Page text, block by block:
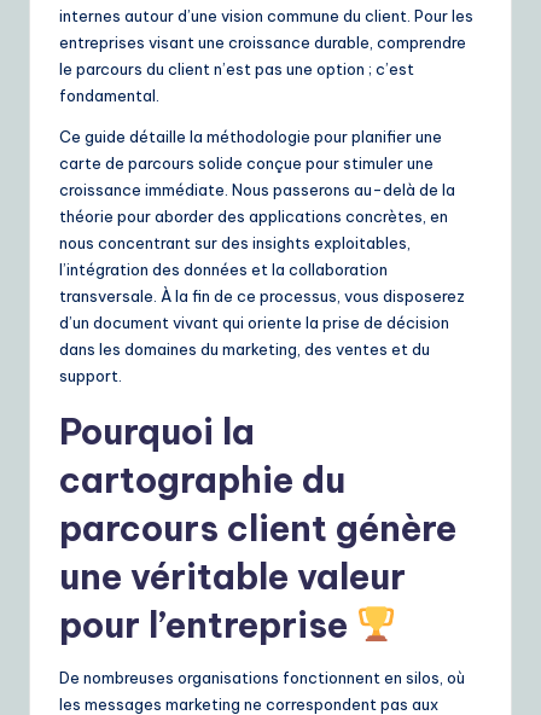
A
&
S
ft
w
lu
o
internes autour d’une vision commune du client. Pour les
entreprises visant une croissance durable, comprendre
le parcours du client n’est pas une option ; c’est
fondamental.
Ce guide détaille la méthodologie pour planifier une
carte de parcours solide conçue pour stimuler une
croissance immédiate. Nous passerons au-delà de la
théorie pour aborder des applications concrètes, en
nous concentrant sur des insights exploitables,
l’intégration des données et la collaboration
transversale. À la fin de ce processus, vous disposerez
d’un document vivant qui oriente la prise de décision
dans les domaines du marketing, des ventes et du
support.
Pourquoi la
cartographie du
parcours client génère
une véritable valeur
pour l’entreprise
De nombreuses organisations fonctionnent en silos, où
les messages marketing ne correspondent pas aux